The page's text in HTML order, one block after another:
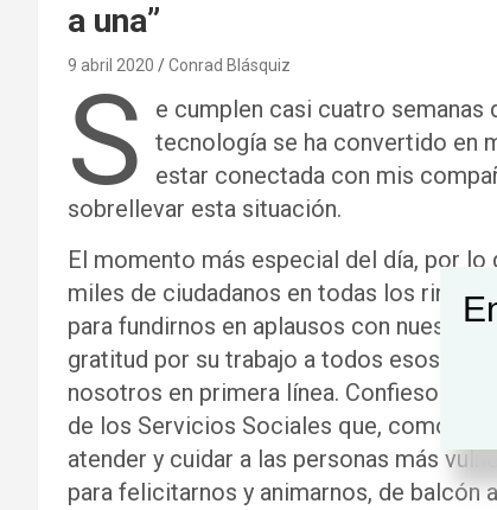
a una”
9 abril 2020 Conrad Blásquiz
S
e cumplen casi cuatro semanas
tecnología se ha convertido en
estar conectada con mis
sobrellevar esta situación.
El momento más especial del día, por
miles de ciudadanos en todas los
para fundirnos en aplausos con
gratitud por su trabajo a todos esos
nosotros en primera línea. Confieso
de los Servicios Sociales que, como
atender y cuidar a las personas más
para felicitarnos y animarnos, de balcón